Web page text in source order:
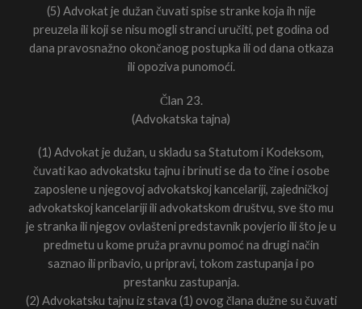
(5) Advokat je dužan čuvati spise stranke koja ih nije
preuzela ili koji se nisu mogli stranci uručiti, pet godina od
dana pravosnažno okončanog postupka ili od dana otkaza
ili opoziva punomoći.
Član 23.
(Advokatska tajna)
(1) Advokat je dužan, u skladu sa Statutom i Kodeksom,
čuvati kao advokatsku tajnu i brinuti se da to čine i osobe
zaposlene u njegovoj advokatskoj kancelariji, zajedničkoj
advokatskoj kancelariji ili advokatskom društvu, sve što mu
je stranka ili njegov ovlašteni predstavnik povjerio ili što je u
predmetu u kome pruža pravnu pomoć na drugi način
saznao ili pribavio, u pripravi, tokom zastupanja i po
prestanku zastupanja.
(2) Advokatsku tajnu iz stava (1) ovog člana dužne su čuvati